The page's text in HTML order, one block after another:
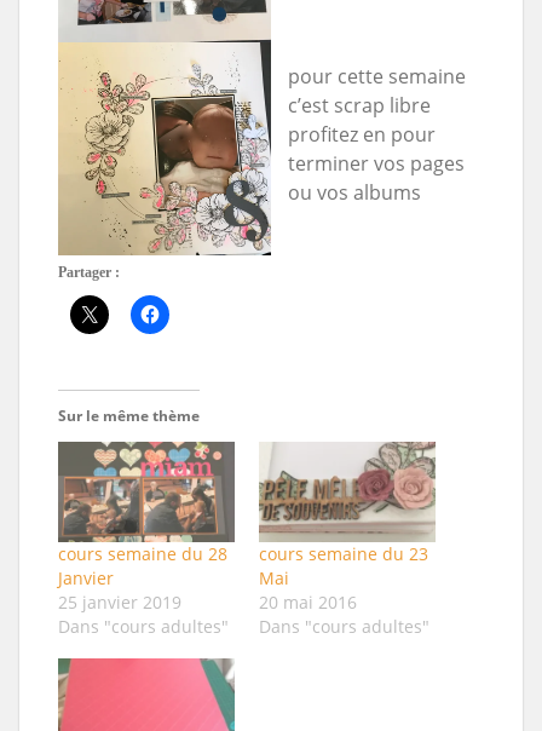
pour cette semaine
c’est scrap libre
profitez en pour
terminer vos pages
ou vos albums
Partager :
Sur le même thème
cours semaine du 28
Janvier
25 janvier 2019
Dans "cours adultes"
cours semaine du 23
Mai
20 mai 2016
Dans "cours adultes"